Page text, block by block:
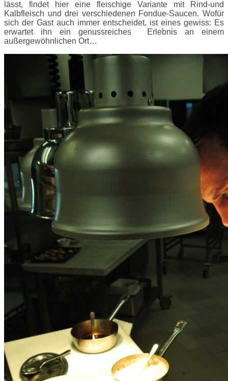
lässt, findet hier eine fleischige Variante mit Rind-und
Kalbfleisch und drei verschiedenen Fondue-Saucen. Wofür
sich der Gast auch immer entscheidet, ist eines gewiss: Es
erwartet ihn ein genussreiches Erlebnis an einem
außergewöhnlichen Ort…